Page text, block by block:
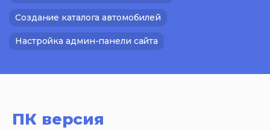
Создание каталога автомобилей
Настройка админ-панели сайта
ПК версия